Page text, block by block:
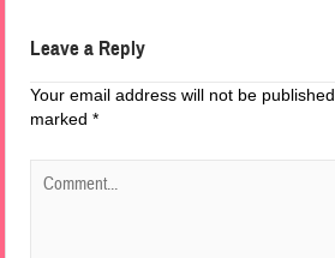
Leave a Reply
Your email address will not be published.
marked*